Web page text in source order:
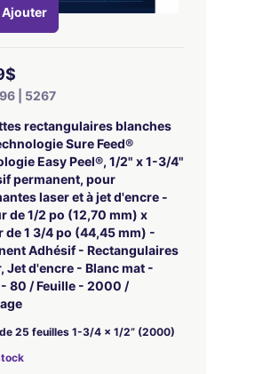
Ajouter
| 5267
rectangulaires blanches
Sure Feed®
Easy Peel®, 1/2" x 1-3/4"
permanent, pour
laser et à jet d'encre -
de 1/2 po (12,70 mm) x
de 1 3/4 po (44,45 mm) -
Adhésif - Rectangulaires
Jet d'encre - Blanc mat -
80 / Feuille - 2000 /
25 feuilles 1-3/4 x 1/2” (2000)